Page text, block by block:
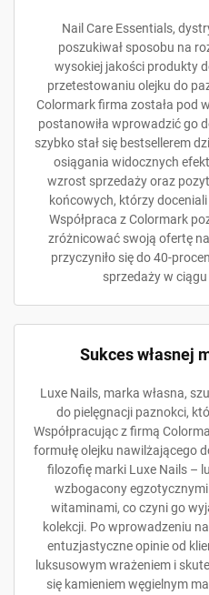
Nail Care Essentials,
poszukiwał sposobu na
wysokiej jakości produkty
przetestowaniu olejku do
Colormark firma została pod
postanowiła wprowadzić go
szybko stał się bestsellerem
osiągania widocznych
wzrost sprzedaży oraz
końcowych, którzy
Współpraca z Colormark
zróżnicować swoją ofertę
przyczyniło się do 40-
sprzedaży w
Sukces własnej
Luxe Nails, marka własna,
do pielęgnacji paznokci,
Współpracując z firmą
formułę olejku nawilżającego
filozofię marki Luxe Nails –
wzbogacony
witaminami, co czyni go
kolekcji. Po wprowadzeniu
entuzjastyczne opinie od
luksusowym wrażeniem i
się kamieniem węgielnym